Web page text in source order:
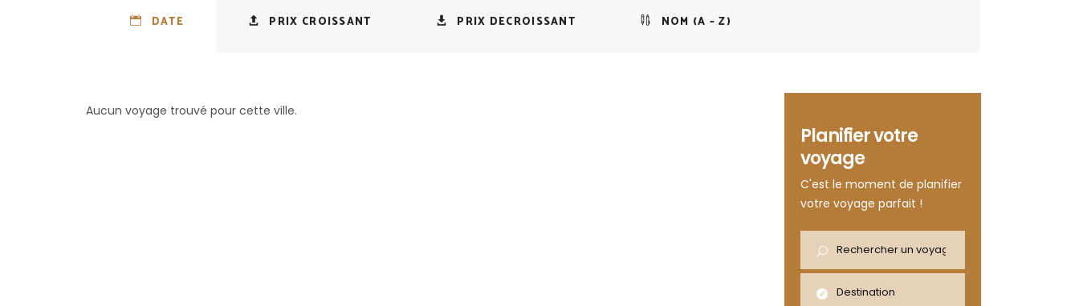
DATE PRIX CROISSANT PRIX DECROISSANT NOM (A – Z)
Aucun voyage trouvé pour cette ville.
Planifier votre
voyage
C'est le moment de planifier
votre voyage parfait !